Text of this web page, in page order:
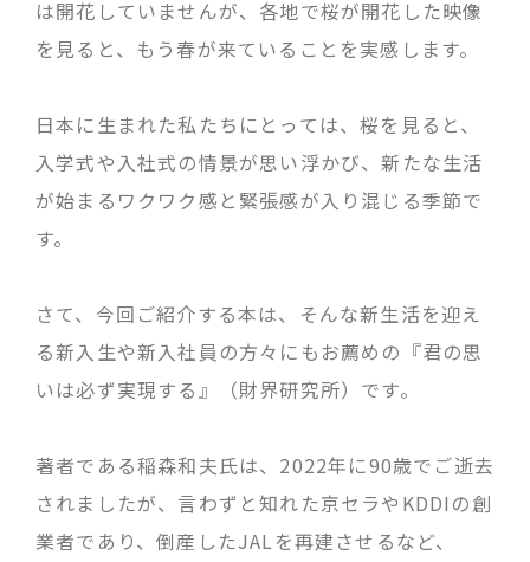
は開花していませんが、各地で桜が開花した映像
を見ると、もう春が来ていることを実感します。
日本に生まれた私たちにとっては、桜を見ると、
入学式や入社式の情景が思い浮かび、新たな生活
が始まるワクワク感と緊張感が入り混じる季節で
す。
さて、今回ご紹介する本は、そんな新生活を迎え
る新入生や新入社員の方々にもお薦めの『君の思
いは必ず実現する』（財界研究所）です。
著者である稲森和夫氏は、2022年に90歳でご逝去
されましたが、言わずと知れた京セラやKDDIの創
業者であり、倒産したJALを再建させるなど、